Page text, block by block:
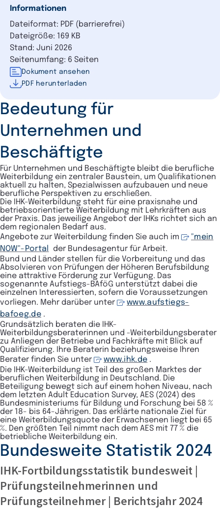
Informationen
Dateiformat: PDF (barrierefrei)
Dateigröße: 169 KB
Stand: Juni 2026
Seitenumfang: 6 Seiten
Dokument ansehen
PDF herunterladen
Bedeutung für
Unternehmen und
Beschäftigte
Für Unternehmen und Beschäftigte bleibt die berufliche
Weiterbildung ein zentraler Baustein, um Qualifikationen
aktuell zu halten, Spezialwissen aufzubauen und neue
berufliche Perspektiven zu erschließen.
Die IHK-Weiterbildung steht für eine praxisnahe und
betriebsorientierte Weiterbildung mit Lehrkräften aus
der Praxis. Das jeweilige Angebot der IHKs richtet sich an
dem regionalen Bedarf aus.
Angebote zur Weiterbildung finden Sie auch im
"mein
NOW"-Portal
der Bundesagentur für Arbeit.
Bund und Länder stellen für die Vorbereitung und das
Absolvieren von Prüfungen der Höheren Berufsbildung
eine attraktive Förderung zur Verfügung. Das
sogenannte Aufstiegs-BAföG unterstützt dabei die
einzelnen Interessierten, sofern die Voraussetzungen
vorliegen. Mehr darüber unter
www.aufstiegs-
bafoeg.de .
Grundsätzlich beraten die IHK-
Weiterbildungsberaterinnen und -Weiterbildungsberater
zu Anliegen der Betriebe und Fachkräfte mit Blick auf
Qualifizierung. Ihre Beraterin beziehungsweise Ihren
Berater finden Sie unter
www.ihk.de .
Die IHK-Weiterbildung ist Teil des großen Marktes der
beruflichen Weiterbildung in Deutschland. Die
Beteiligung bewegt sich auf einem hohen Niveau, nach
dem letzten Adult Education Survey, AES (2024) des
Bundesministeriums für Bildung und Forschung bei 58 %
der 18- bis 64-Jährigen. Das erklärte nationale Ziel für
eine Weiterbildungsquote der Erwachsenen liegt bei 65
%. Den größten Teil nimmt nach dem AES mit 77 % die
betriebliche Weiterbildung ein.
Bundesweite Statistik 2024